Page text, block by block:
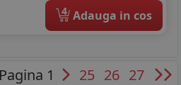
4 Adauga in cos
Pagina 1 25 26 27